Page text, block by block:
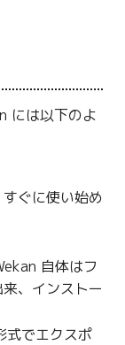
には以下のよ
ぐに使い始め
自体はフ
、インストー
式でエクスポ